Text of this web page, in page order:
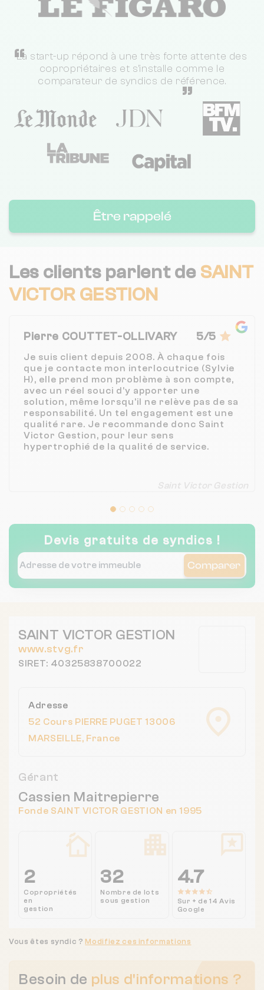
“
La start-up répond à une très forte attente des
copropriétaires et s'installe comme le
comparateur de syndics de référence.
”
Être rappelé
Les clients parlent de SAINT
VICTOR GESTION
Pierre COUTTET-OLLIVARY 5/5
Je suis client depuis 2008. À chaque fois
que je contacte mon interlocutrice (Sylvie
H), elle prend mon problème à son compte,
avec un réel souci d'y apporter une
solution, même lorsqu'il ne relève pas de sa
responsabilité. Un tel engagement est une
qualité rare. Je recommande donc Saint
Victor Gestion, pour leur sens
hypertrophié de la qualité de service.
Saint Victor Gestion
Devis gratuits de syndics !
Comparer
SAINT VICTOR GESTION
www.stvg.fr
SIRET: 40325838700022
Adresse
52 Cours PIERRE PUGET 13006
MARSEILLE, France
Gérant
Cassien Maitrepierre
Fonde SAINT VICTOR GESTION en 1995
2
Copropriétés
en
gestion
32
Nombre de lots
sous gestion
4.7
Sur + de 14 Avis
Google
Besoin de plus d'informations ?
Vous êtes syndic ? Modifiez ces informations